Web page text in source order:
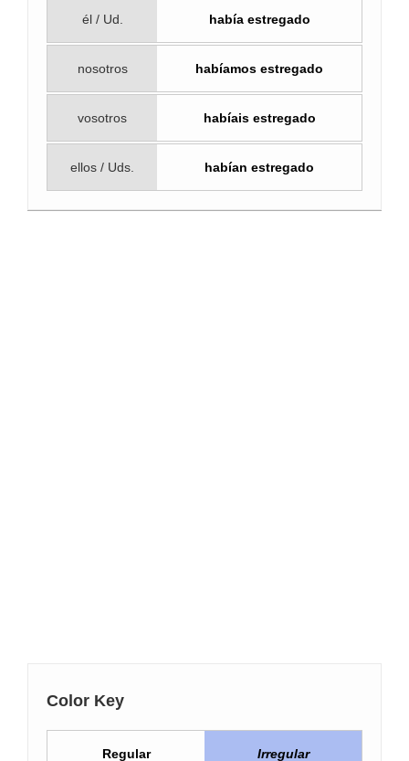
él / Ud. había estregado
nosotros habíamos estregado
vosotros habíais estregado
ellos / Uds. habían estregado
Color Key
Regular Irregular